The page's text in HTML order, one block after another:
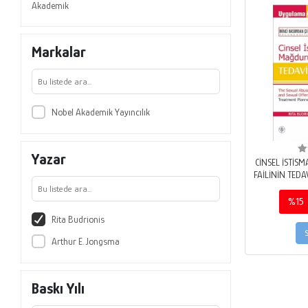
Akademik
Markalar
Nobel Akademik Yayıncılık
Yazar
Rita Budrionis
Arthur E. Jongsma
Baskı Yılı
CİNSEL
FAİLİNİN
5 İLE
Abuse
Treatment
%15